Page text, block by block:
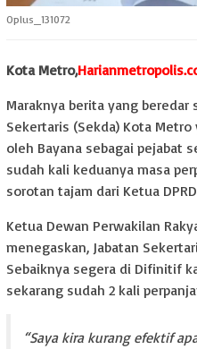
Oplus_131072
Kota Metro,
Maraknya berita yang
Sekertaris (Sekda) Kota
oleh Bayana sebagai pejabat
sudah kali keduanya masa
sorotan tajam dari Ketua
Ketua Dewan Perwakilan
menegaskan, Jabatan
Sebaiknya segera di Difinitif
sekarang sudah 2 kali
“Saya kira kurang efektif